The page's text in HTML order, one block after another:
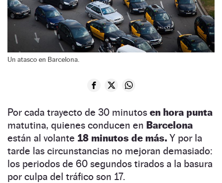
Un atasco en Barcelona.
Por cada trayecto de 30 minutos en hora punta
matutina, quienes conducen en Barcelona
están al volante 18 minutos de más. Y por la
tarde las circunstancias no mejoran demasiado:
los periodos de 60 segundos tirados a la basura
por culpa del tráfico son 17.